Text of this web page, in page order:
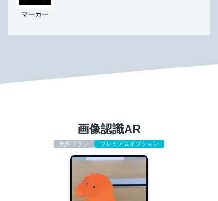
マーカー
画像認識AR
無料プラン プレミアムオプション